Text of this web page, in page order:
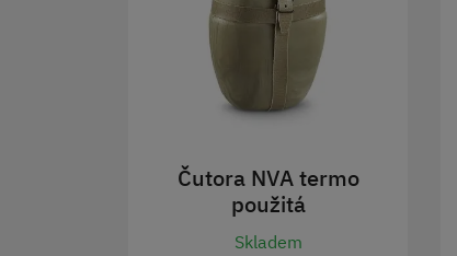
Čutora NVA termo
použitá
Skladem